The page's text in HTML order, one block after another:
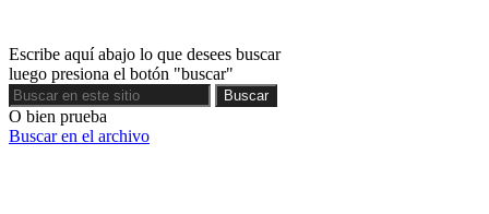
Escribe aquí abajo lo que desees buscar
luego presiona el botón "buscar"
Buscar
Buscar
O bien prueba
Buscar en el archivo